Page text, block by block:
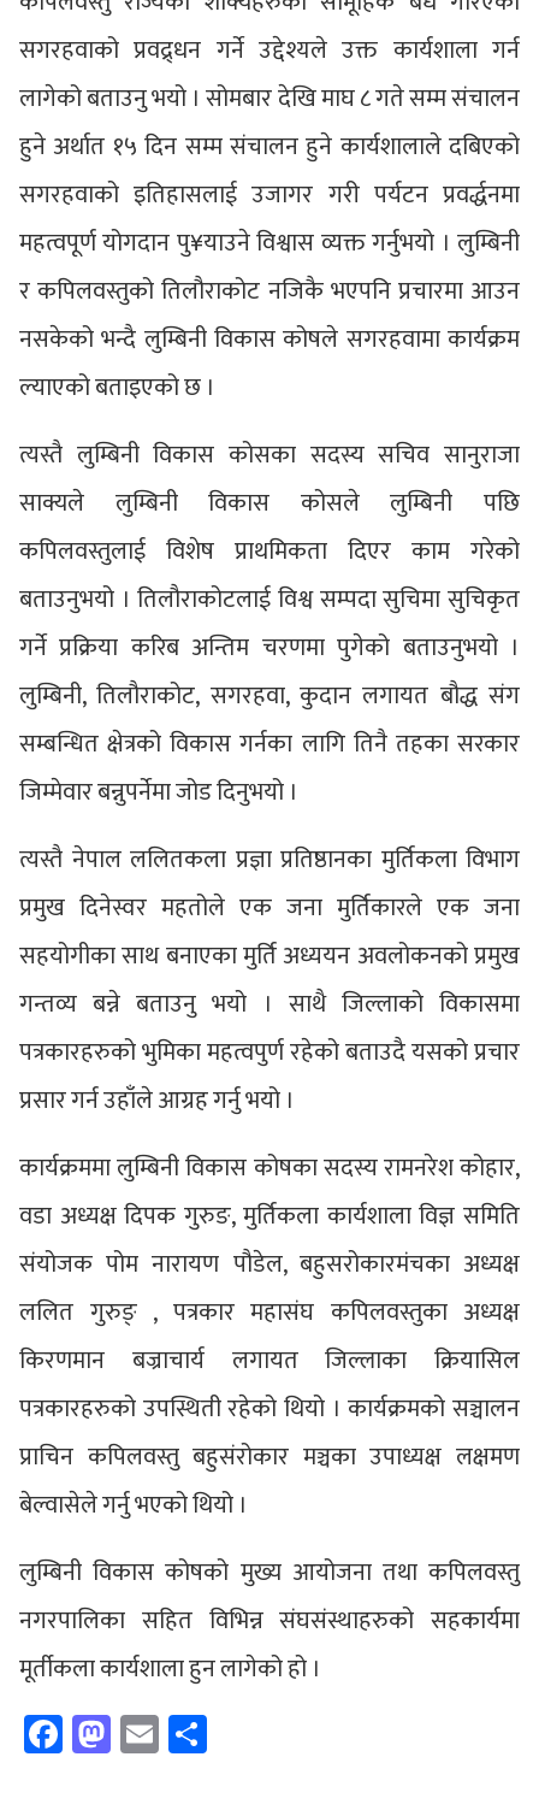
सगरहवाको प्रवद्र्धन गर्ने उद्देश्यले उक्त कार्यशाला गर्न
लागेको बताउनु भयो । सोमबार देखि माघ ८ गते सम्म संचालन
हुने अर्थात १५ दिन सम्म संचालन हुने कार्यशालाले दबिएको
सगरहवाको इतिहासलाई उजागर गरी पर्यटन प्रवर्द्धनमा
महत्वपूर्ण योगदान पु¥याउने विश्वास व्यक्त गर्नुभयो । लुम्बिनी
र कपिलवस्तुको तिलौराकोट नजिकै भएपनि प्रचारमा आउन
नसकेको भन्दै लुम्बिनी विकास कोषले सगरहवामा कार्यक्रम
ल्याएको बताइएको छ ।
त्यस्तै लुम्बिनी विकास कोसका सदस्य सचिव सानुराजा
साक्यले लुम्बिनी विकास कोसले लुम्बिनी पछि
कपिलवस्तुलाई विशेष प्राथमिकता दिएर काम गरेको
बताउनुभयो । तिलौराकोटलाई विश्व सम्पदा सुचिमा सुचिकृत
गर्ने प्रक्रिया करिब अन्तिम चरणमा पुगेको बताउनुभयो ।
लुम्बिनी, तिलौराकोट, सगरहवा, कुदान लगायत बौद्ध संग
सम्बन्धित क्षेत्रको विकास गर्नका लागि तिनै तहका सरकार
जिम्मेवार बन्नुपर्नेमा जोड दिनुभयो ।
त्यस्तै नेपाल ललितकला प्रज्ञा प्रतिष्ठानका मुर्तिकला विभाग
प्रमुख दिनेस्वर महतोले एक जना मुर्तिकारले एक जना
सहयोगीका साथ बनाएका मुर्ति अध्ययन अवलोकनको प्रमुख
गन्तव्य बन्ने बताउनु भयो । साथै जिल्लाको विकासमा
पत्रकारहरुको भुमिका महत्वपुर्ण रहेको बताउदै यसको प्रचार
प्रसार गर्न उहाँले आग्रह गर्नु भयो ।
कार्यक्रममा लुम्बिनी विकास कोषका सदस्य रामनरेश कोहार,
वडा अध्यक्ष दिपक गुरुङ, मुर्तिकला कार्यशाला विज्ञ समिति
संयोजक पोम नारायण पौडेल, बहुसरोकारमंचका अध्यक्ष
ललित गुरुङ् , पत्रकार महासंघ कपिलवस्तुका अध्यक्ष
किरणमान बज्राचार्य लगायत जिल्लाका क्रियासिल
पत्रकारहरुको उपस्थिती रहेको थियो । कार्यक्रमको सञ्चालन
प्राचिन कपिलवस्तु बहुसंरोकार मञ्चका उपाध्यक्ष लक्षमण
बेल्वासेले गर्नु भएको थियो ।
लुम्बिनी विकास कोषको मुख्य आयोजना तथा कपिलवस्तु
नगरपालिका सहित विभिन्न संघसंस्थाहरुको सहकार्यमा
मूर्तीकला कार्यशाला हुन लागेको हो ।
Facebook
Mastodon
Email